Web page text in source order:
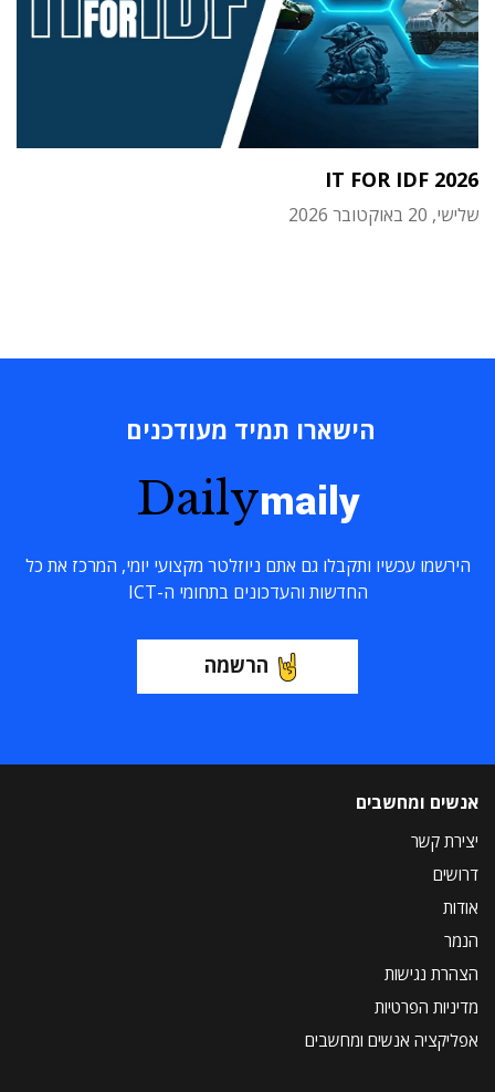
IT FOR IDF 2026
שלישי, 20 באוקטובר 2026
הישארו תמיד מעודכנים
Dailymaily
הירשמו עכשיו ותקבלו גם אתם ניוזלטר מקצועי יומי, המרכז את כל
החדשות והעדכונים בתחומי ה-ICT
הרשמה
אנשים ומחשבים
יצירת קשר
דרושים
אודות
הנמר
הצהרת נגישות
מדיניות הפרטיות
אפליקציה אנשים ומחשבים